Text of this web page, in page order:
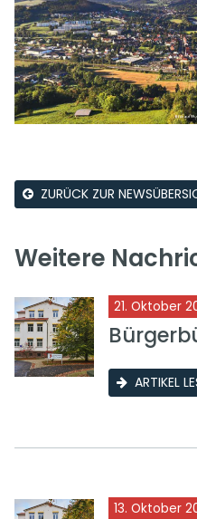
ZURÜCK ZUR
Weitere
21. Oktober
ARTIKEL
13. Oktober